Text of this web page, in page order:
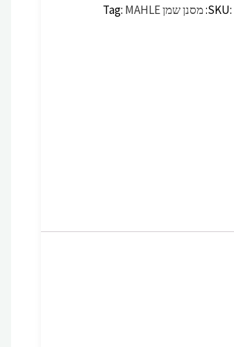
SKU: מסנן שמן Tag: MAHLE